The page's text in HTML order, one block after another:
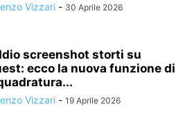
Vizzari - 30 Aprile 2026
screenshot storti su
ecco la nuova funzione di
Vizzari - 19 Aprile 2026